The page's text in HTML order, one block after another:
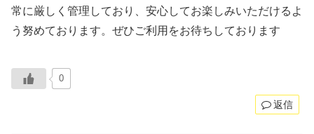
常に厳しく管理しており、安心してお楽しみいただけるよ
う努めております。ぜひご利用をお待ちしております
0
返信